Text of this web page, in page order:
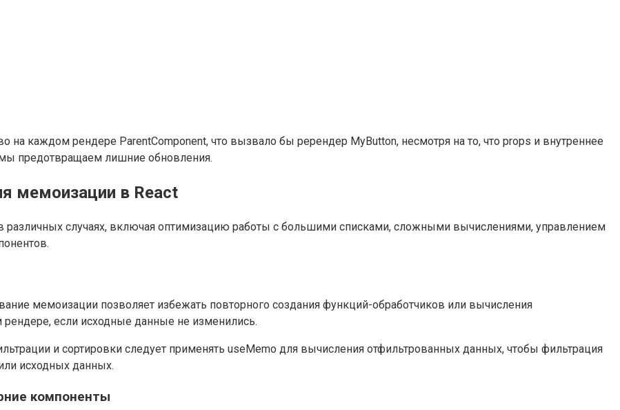
на каждом рендере ParentComponent, что вызвало бы ререндер MyButton, несмотря на то, что props и внутреннее
мы предотвращаем лишние обновления.
мемоизации в React
случаях, включая оптимизацию работы с большими списками, сложными вычислениями, управлением
мемоизации позволяет избежать повторного создания функций-обработчиков или вычисления
если исходные данные не изменились.
и сортировки следует применять useMemo для вычисления отфильтрованных данных, чтобы фильтрация
исходных данных.
компоненты